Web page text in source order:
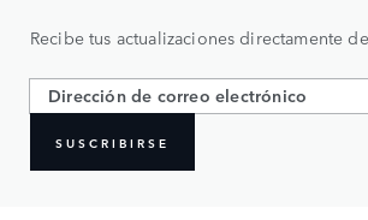
Recibe tus actualizaciones directamente
SUSCRIBIRSE